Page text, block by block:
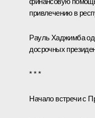
привлечению в
Рауль Хаджимба
досрочных
* * *
Начало встречи с